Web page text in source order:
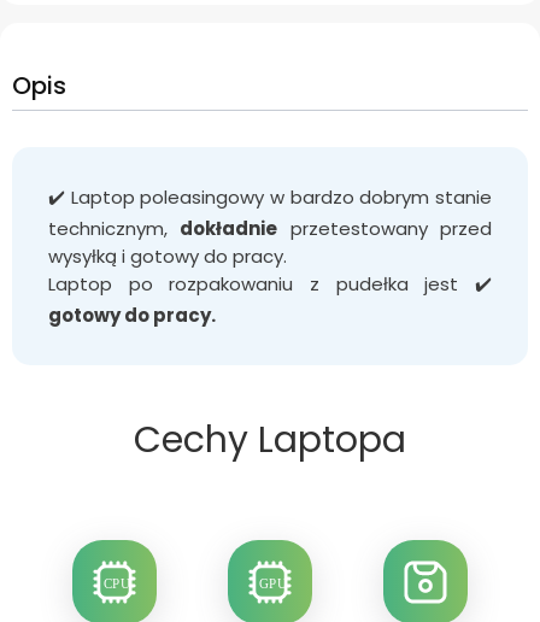
Opis
✔️ Laptop poleasingowy w bardzo dobrym stanie
technicznym, dokładnie przetestowany przed
wysyłką i gotowy do pracy.
Laptop po rozpakowaniu z pudełka jest ✔️
gotowy do pracy.
Cechy Laptopa